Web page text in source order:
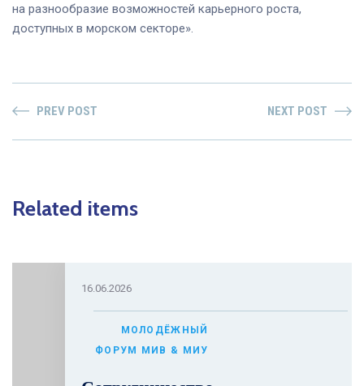
на разнообразие возможностей карьерного роста,
доступных в морском секторе».
PREV POST NEXT POST
Related items
16.06.2026
МОЛОДЁЖНЫЙ
ФОРУМ МИВ & МИУ